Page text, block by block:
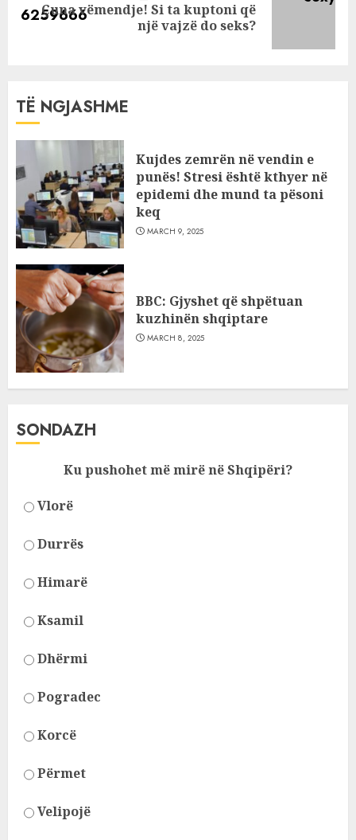
NextÇuna vëmendje! Si ta kuptoni që
një vajzë do seks?
TË NGJASHME
Kujdes zemrën në vendin e
punës! Stresi është kthyer në
epidemi dhe mund ta pësoni
keq
MARCH 9, 2025
BBC: Gjyshet që shpëtuan
kuzhinën shqiptare
MARCH 8, 2025
SONDAZH
Ku pushohet më mirë në Shqipëri?
Vlorë
Durrës
Himarë
Ksamil
Dhërmi
Pogradec
Korcë
Përmet
Velipojë